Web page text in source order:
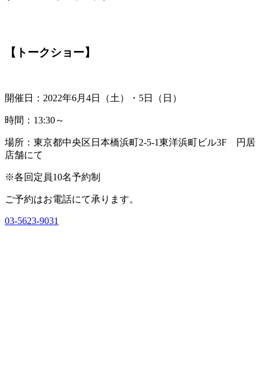
【トークショー】
開催日：2022年6月4日（土）・5日（日）
時間：13:30～
場所：東京都中央区日本橋浜町2-5-1東洋浜町ビル3F 円居
店舗にて
※各回定員10名予約制
ご予約はお電話にて承ります。
03-5623-9031